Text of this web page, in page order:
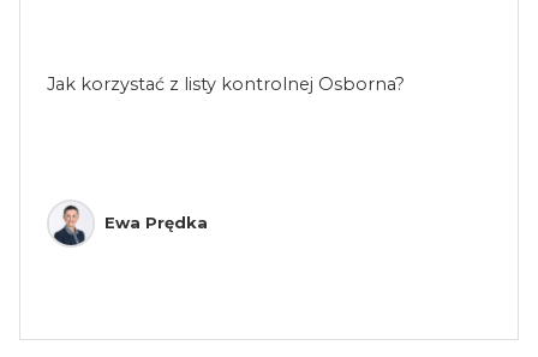
Jak korzystać z listy kontrolnej Osborna?
Ewa Prędka